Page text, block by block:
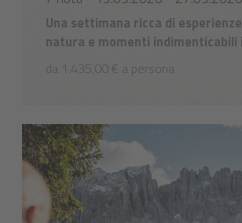
Una settimana ricca di
natura e momenti indimenticabili
da 1.435,00 € a persona